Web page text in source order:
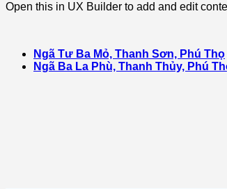
Open this in UX Builder to add and edit
Ngã Tư Ba Mỏ, Thanh Sơn, Phú Thọ
Ngã Ba La Phù, Thanh Thủy, Phú